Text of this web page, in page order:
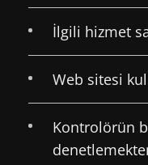
İlgili hizmet
Web sitesi
Kontrolörün